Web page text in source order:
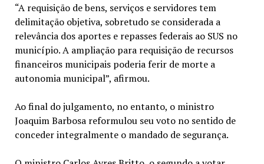
“A requisição de bens, serviços e servidores tem
delimitação objetiva, sobretudo se considerada a
relevância dos aportes e repasses federais ao SUS no
município. A ampliação para requisição de recursos
financeiros municipais poderia ferir de morte a
autonomia municipal”, afirmou.
Ao final do julgamento, no entanto, o ministro
Joaquim Barbosa reformulou seu voto no sentido de
conceder integralmente o mandado de segurança.